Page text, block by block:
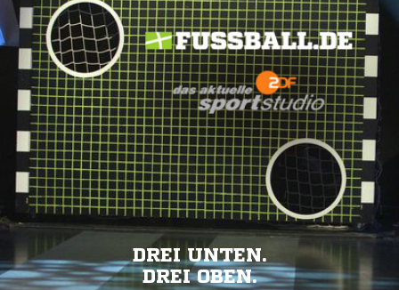
DREI UNTEN.
DREI OBEN.